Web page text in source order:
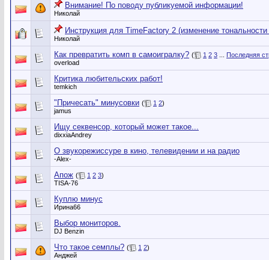
Внимание! По поводу публикуемой информации!
Николай
Инструкция для TimeFactory 2 (изменение
Николай
Как превратить комп в самоигралку? ( 1 2 3
Последняя
overload
Критика любительских работ!
temkich
"Причесать" минусовки ( 1 2)
jamus
Ищу секвенсор, который может такое...
dixxiaAndrey
О звукорежиссуре в кино, телевидении и на радио
-Alex-
Апож ( 1 2 3)
TISA-76
Куплю минус
Ирина66
Выбор мониторов.
DJ Benzin
Что такое семплы? ( 1 2)
Анджей